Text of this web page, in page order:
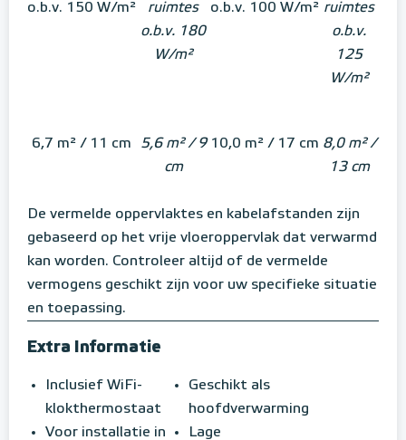
o.b.v. 150 W/m²
ruimtes
o.b.v. 180
W/m²
o.b.v. 100 W/m² ruimtes
o.b.v.
125
W/m²
6,7 m² / 11 cm
5,6 m² / 9
cm
10,0 m² / 17 cm 8,0 m² /
13 cm
De vermelde oppervlaktes en kabelafstanden zijn
gebaseerd op het vrije vloeroppervlak dat verwarmd
kan worden. Controleer altijd of de vermelde
vermogens geschikt zijn voor uw specifieke situatie
en toepassing.
Extra Informatie
Inclusief WiFi-
klokthermostaat
Voor installatie in
Geschikt als
hoofdverwarming
Lage